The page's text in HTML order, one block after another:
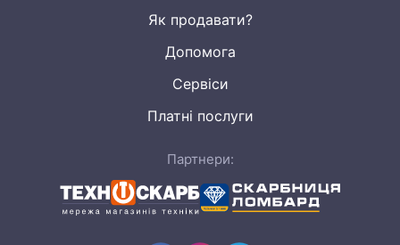
Як продавати?
Допомога
Сервіси
Платні послуги
Партнери: